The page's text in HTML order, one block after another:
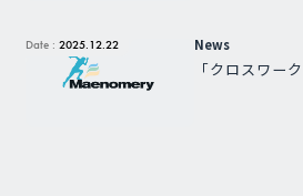
Date : 2025.12.22 News
「クロスワー